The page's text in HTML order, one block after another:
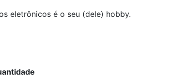
eletrônicos é o seu (dele) hobby.